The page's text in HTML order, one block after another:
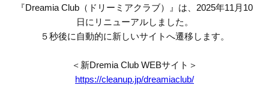
『Dreamia Club（ドリーミアクラブ）』は、2025年11月10
日にリニューアルしました。
５秒後に自動的に新しいサイトへ遷移します。
＜新Dremia Club WEBサイト＞
https://cleanup.jp/dreamiaclub/